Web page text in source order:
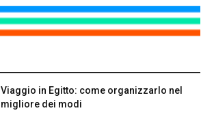
Viaggio in Egitto: come organizzarlo nel
migliore dei modi